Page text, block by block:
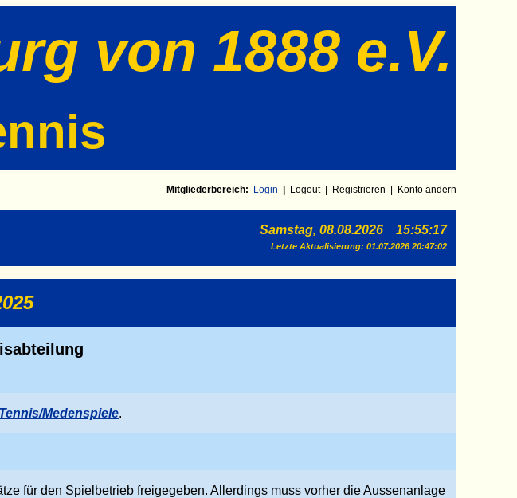
von 1888 e.V.
Mitgliederbereich: Login Logout Registrieren Konto ändern
Samstag, 08.08.2026 15:55:17
Letzte Aktualisierung: 01.07.2026 20:47:02
Tennis/Medenspiele.
für den Spielbetrieb freigegeben. Allerdings muss vorher die Aussenanlage